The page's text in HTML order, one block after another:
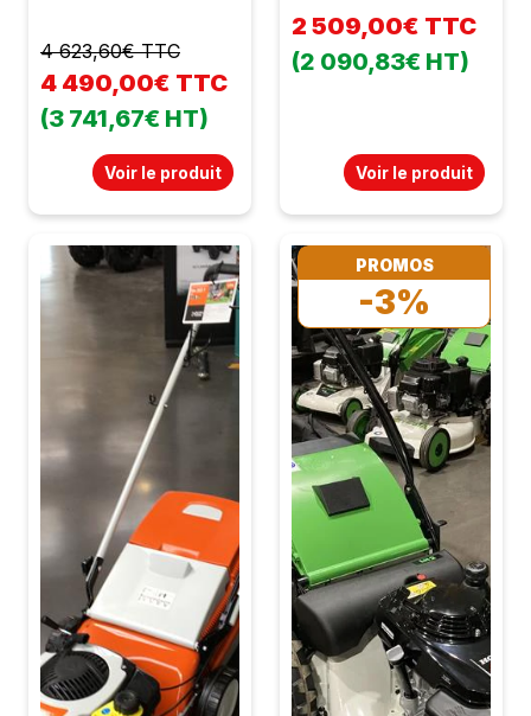
4 623,60€ TTC
4 490,00€ TTC
(3 741,67€ HT)
Voir le produit
2 509,00€ TTC
(2 090,83€ HT)
Voir le produit
PROMOS
-3%